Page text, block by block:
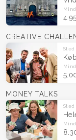
CREATIVE
Sted
MONEY TALKS
Sted